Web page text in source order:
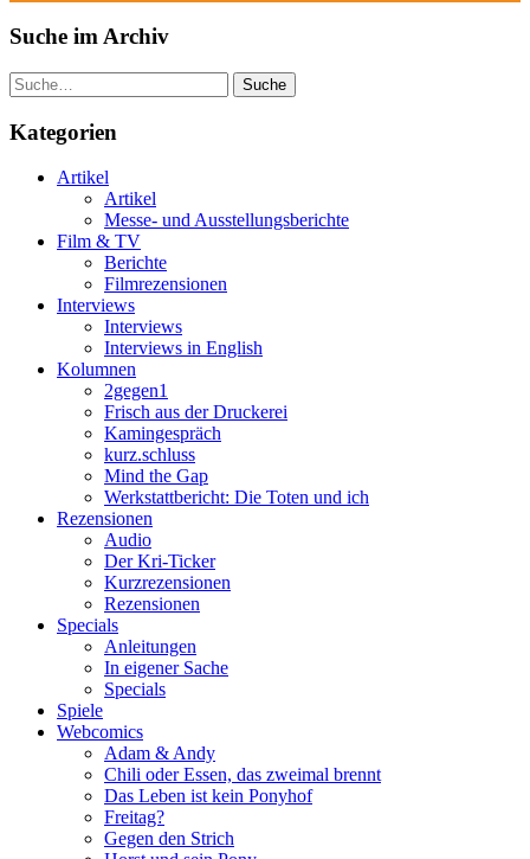
Suche im Archiv
Suche
Kategorien
Artikel
Artikel
Messe- und Ausstellungsberichte
Film & TV
Berichte
Filmrezensionen
Interviews
Interviews
Interviews in English
Kolumnen
2gegen1
Frisch aus der Druckerei
Kamingespräch
kurz.schluss
Mind the Gap
Werkstattbericht: Die Toten und ich
Rezensionen
Audio
Der Kri-Ticker
Kurzrezensionen
Rezensionen
Specials
Anleitungen
In eigener Sache
Specials
Spiele
Webcomics
Adam & Andy
Chili oder Essen, das zweimal brennt
Das Leben ist kein Ponyhof
Freitag?
Gegen den Strich